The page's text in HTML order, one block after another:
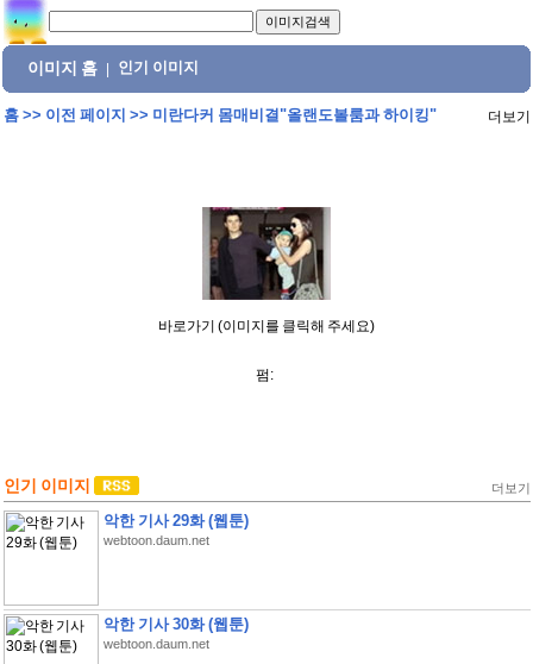
이미지 홈 인기 이미지
홈>> 이전 페이지 >> 미란다커 몸매비결"올랜도볼룸과 하이킹" 더보기
바로가기 (이미지를 클릭해 주세요)
펌:
인기 이미지 더보기
악한 기사 29화 (웹툰)
webtoon.daum.net
악한 기사 30화 (웹툰)
webtoon.daum.net